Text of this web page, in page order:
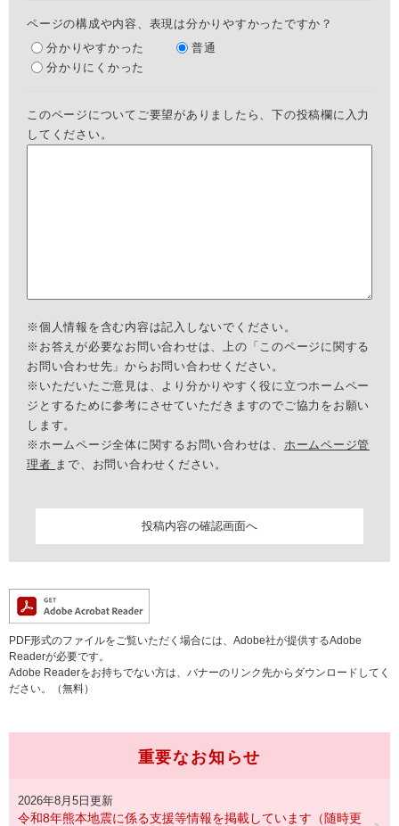
ページの構成や内容、表現は分かりやすかったですか？
分かりやすかった
普通
分かりにくかった
このページについてご要望がありましたら、下の投稿欄に入力
してください。
※個人情報を含む内容は記入しないでください。
※お答えが必要なお問い合わせは、上の「このページに関する
お問い合わせ先」からお問い合わせください。
※いただいたご意見は、より分かりやすく役に立つホームペー
ジとするために参考にさせていただきますのでご協力をお願い
します。
※ホームページ全体に関するお問い合わせは、 ホームページ管
理者 まで、お問い合わせください。
PDF形式のファイルをご覧いただく場合には、Adobe社が提供するAdobe
Readerが必要です。
Adobe Readerをお持ちでない方は、バナーのリンク先からダウンロードしてく
ださい。（無料）
重要なお知らせ
2026年8月5日更新
令和8年熊本地震に係る支援等情報を掲載しています（随時更